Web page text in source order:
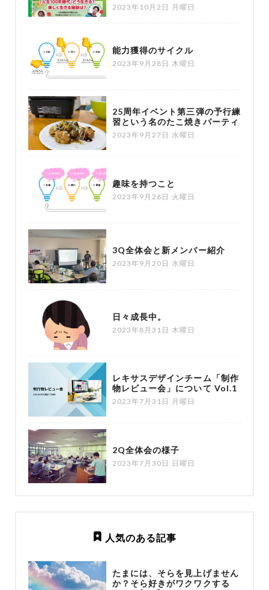
2023年10月2日 月曜日
能力獲得のサイクル
2023年9月28日 木曜日
25周年イベント第三弾の予行練
習という名のたこ焼きパーティ
2023年9月27日 水曜日
趣味を持つこと
2023年9月26日 火曜日
3Q全体会と新メンバー紹介
2023年9月20日 水曜日
日々成長中。
2023年8月31日 木曜日
レキサスデザインチーム「制作
物レビュー会」について Vol.1
2023年7月31日 月曜日
2Q全体会の様子
2023年7月30日 日曜日
人気のある記事
たまには、そらを見上げません
か？そら好きがワクワクする